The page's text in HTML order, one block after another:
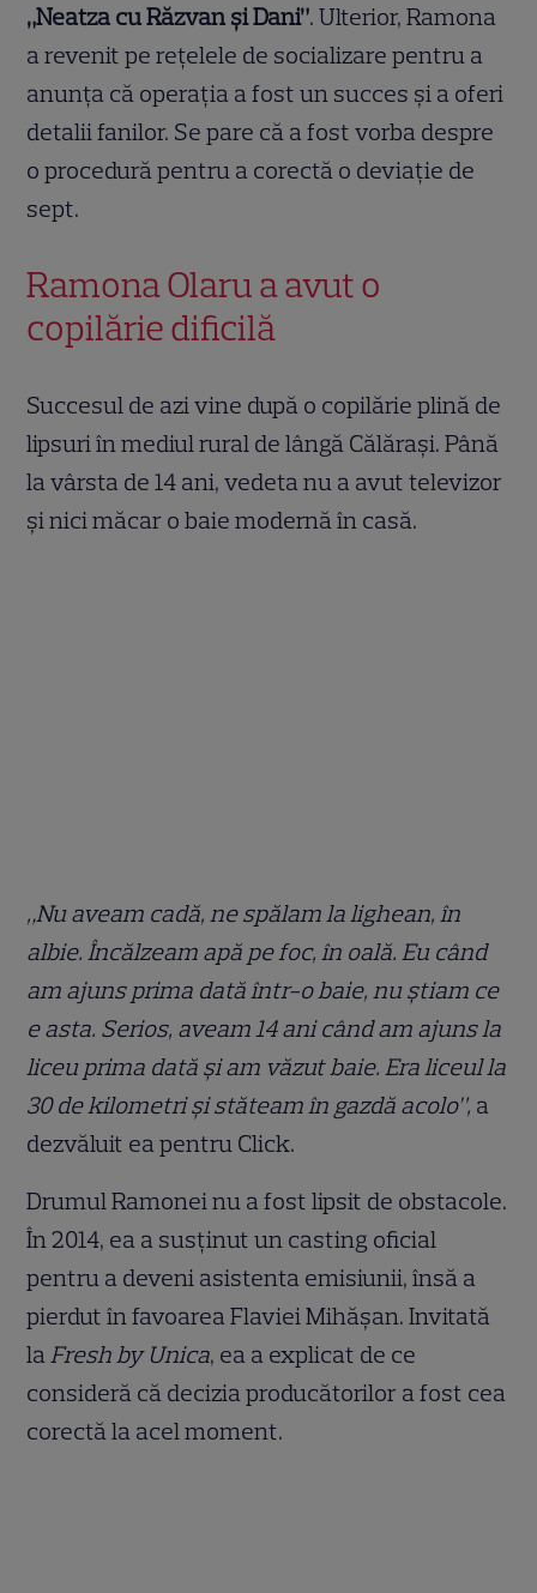
„Neatza cu Răzvan și Dani”. Ulterior, Ramona
a revenit pe rețelele de socializare pentru a
anunța că operația a fost un succes și a oferi
detalii fanilor. Se pare că a fost vorba despre
o procedură pentru a corectă o deviație de
sept.
Ramona Olaru a avut o
copilărie dificilă
Succesul de azi vine după o copilărie plină de
lipsuri în mediul rural de lângă Călărași. Până
la vârsta de 14 ani, vedeta nu a avut televizor
și nici măcar o baie modernă în casă.
„Nu aveam cadă, ne spălam la lighean, în
albie. Încălzeam apă pe foc, în oală. Eu când
am ajuns prima dată într-o baie, nu știam ce
e asta. Serios, aveam 14 ani când am ajuns la
liceu prima dată și am văzut baie. Era liceul la
30 de kilometri și stăteam în gazdă acolo”, a
dezvăluit ea pentru Click.
Drumul Ramonei nu a fost lipsit de obstacole.
În 2014, ea a susținut un casting oficial
pentru a deveni asistenta emisiunii, însă a
pierdut în favoarea Flaviei Mihășan. Invitată
laFresh by Unica, ea a explicat de ce
consideră că decizia producătorilor a fost cea
corectă la acel moment.